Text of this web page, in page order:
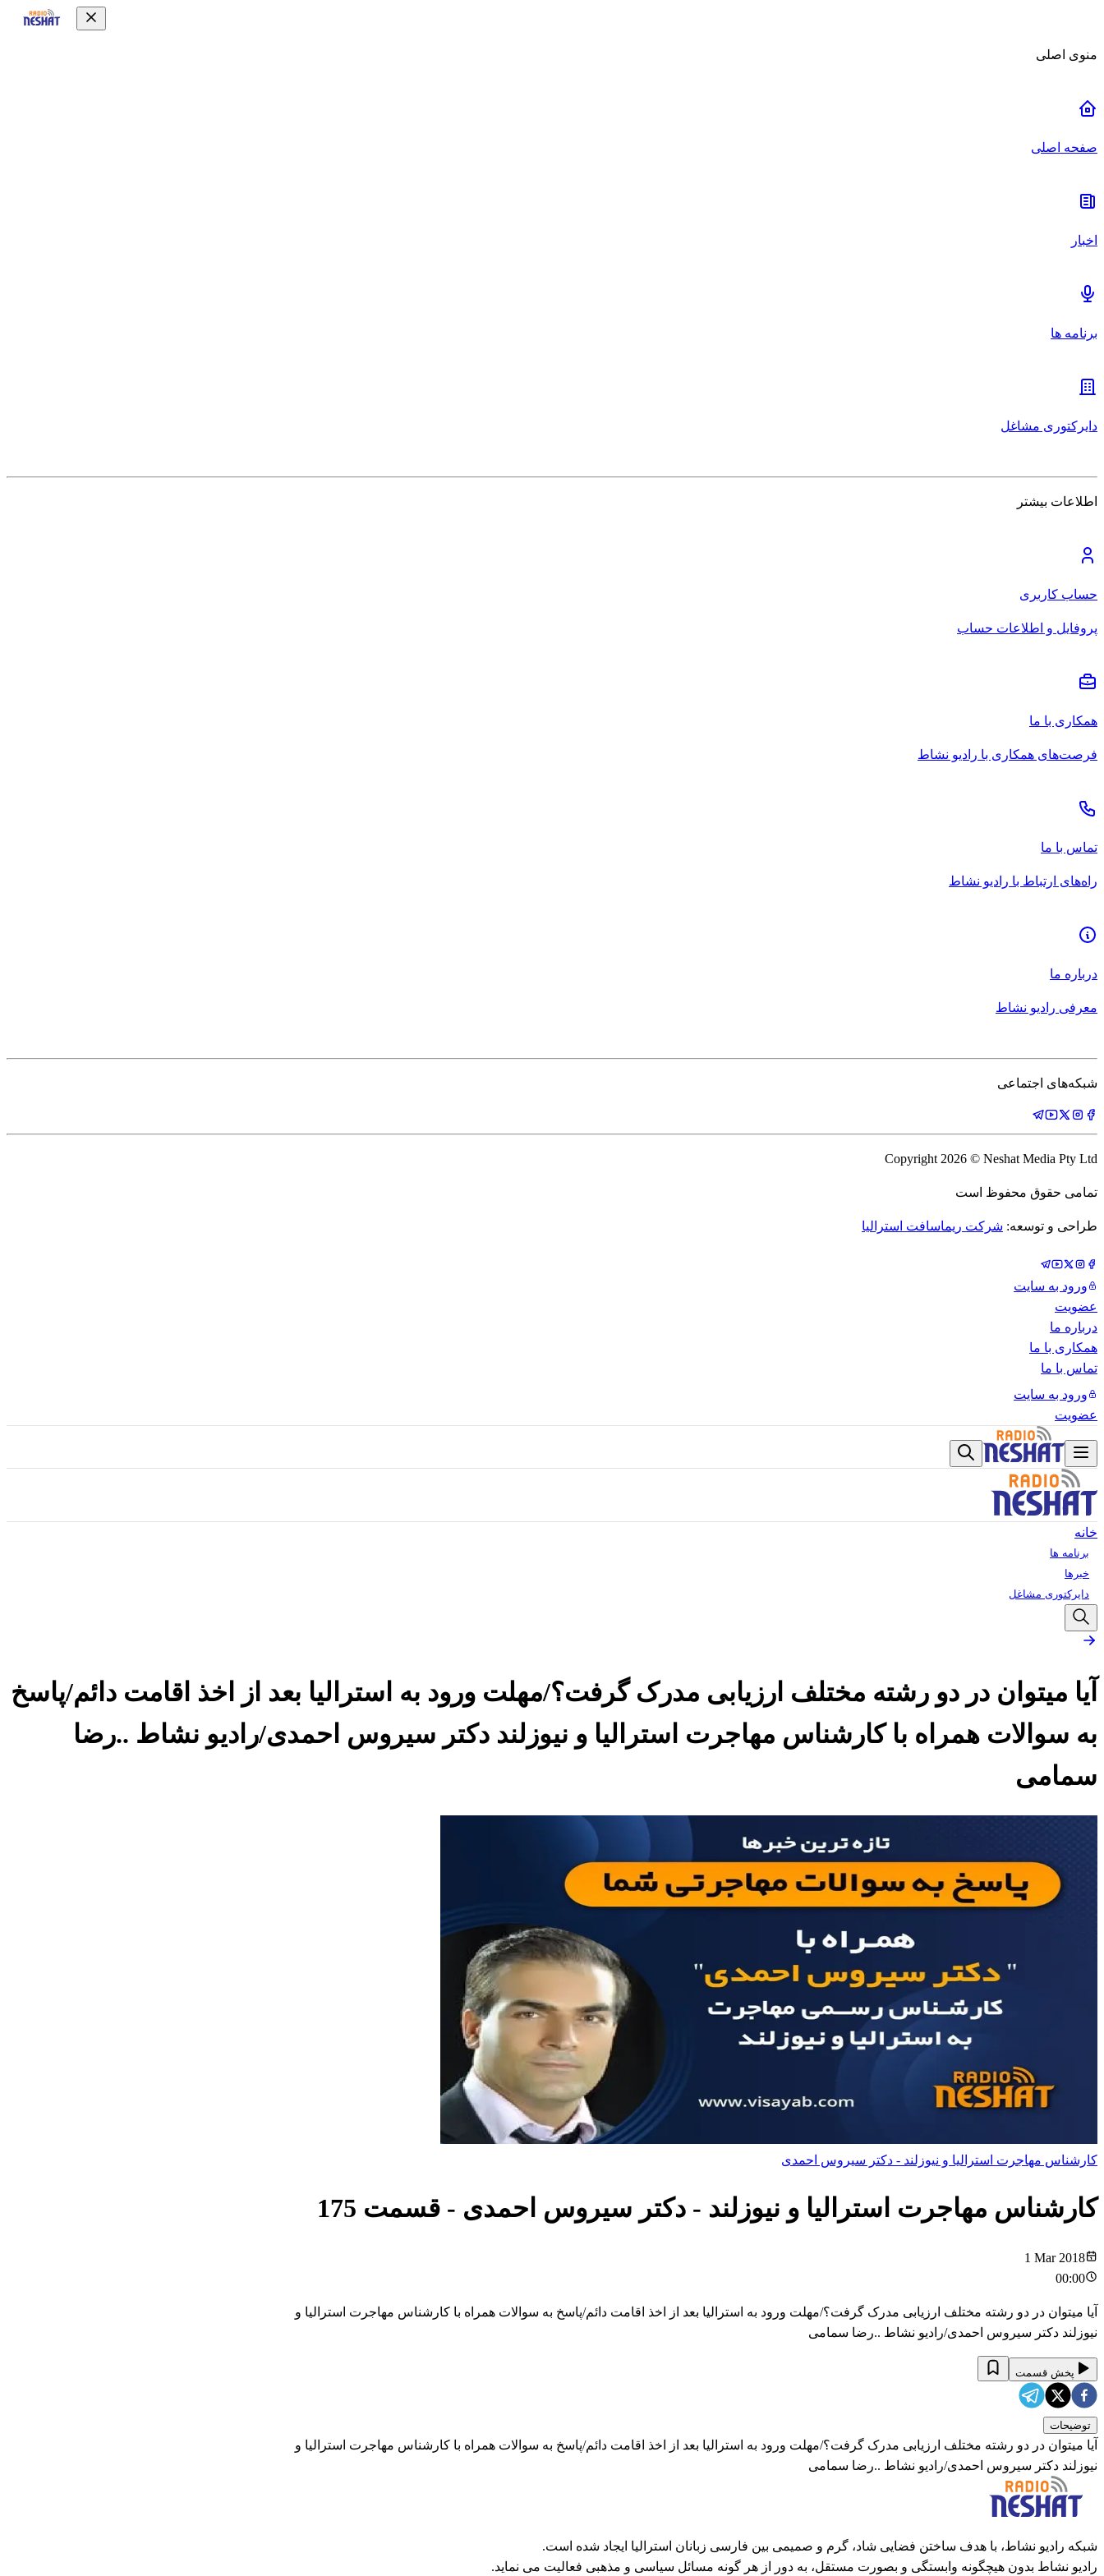
منوی اصلی
صفحه اصلی
اخبار
برنامه ها
دایرکتوری مشاغل
اطلاعات بیشتر
حساب کاربری
پروفایل و اطلاعات حساب
همکاری با ما
فرصت‌های همکاری با رادیو نشاط
تماس با ما
راه‌های ارتباط با رادیو نشاط
درباره ما
معرفی رادیو نشاط
شبکه‌های اجتماعی
Copyright 2026 © Neshat Media Pty Ltd
تمامی حقوق محفوظ است
طراحی و توسعه: شرکت ریماسافت استرالیا
ورود به سایت
عضویت
درباره ما
همکاری با ما
تماس با ما
ورود به سایت
عضویت
خانه
برنامه ها
خبرها
دایرکتوری مشاغل
آیا میتوان در دو رشته مختلف ارزیابی مدرک گرفت؟/مهلت ورود به استرالیا بعد از اخذ اقامت دائم/پاسخ
به سوالات همراه با کارشناس مهاجرت استرالیا و نیوزلند دکتر سیروس احمدی/رادیو نشاط ..رضا
سمامی
کارشناس مهاجرت استرالیا و نیوزلند - دکتر سیروس احمدی
کارشناس مهاجرت استرالیا و نیوزلند - دکتر سیروس احمدی - قسمت 175
1 Mar 2018
00:00
آیا میتوان در دو رشته مختلف ارزیابی مدرک گرفت؟/مهلت ورود به استرالیا بعد از اخذ اقامت دائم/پاسخ به سوالات همراه با کارشناس مهاجرت استرالیا و
نیوزلند دکتر سیروس احمدی/رادیو نشاط ..رضا سمامی
پخش قسمت
توضیحات
آیا میتوان در دو رشته مختلف ارزیابی مدرک گرفت؟/مهلت ورود به استرالیا بعد از اخذ اقامت دائم/پاسخ به سوالات همراه با کارشناس مهاجرت استرالیا و
نیوزلند دکتر سیروس احمدی/رادیو نشاط ..رضا سمامی
شبکه رادیو نشاط، با هدف ساختن فضایی شاد، گرم و صمیمی بین فارسی زبانان استرالیا ایجاد شده است.
رادیو نشاط بدون هیچگونه وابستگی و بصورت مستقل، به دور از هر گونه مسائل سیاسی و مذهبی فعالیت می نماید.